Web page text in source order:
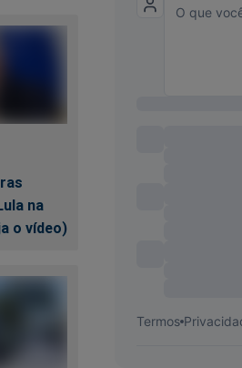
na
o vídeo)